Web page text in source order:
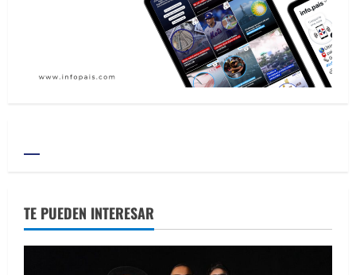
TE PUEDEN INTERESAR